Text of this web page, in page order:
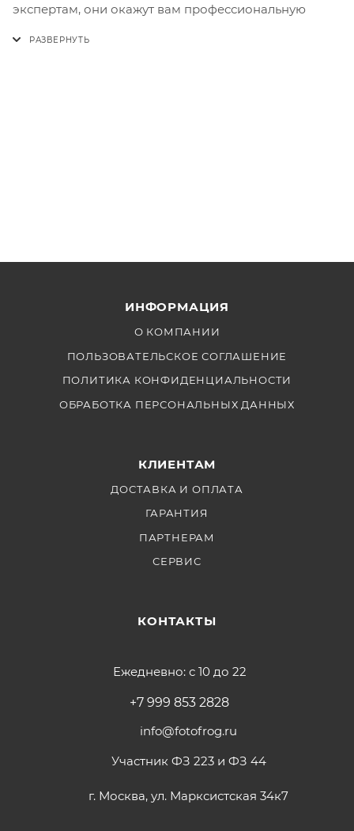
экспертам, они окажут вам профессиональную
ИНФОРМАЦИЯ
О КОМПАНИИ
ПОЛЬЗОВАТЕЛЬСКОЕ СОГЛАШЕНИЕ
ПОЛИТИКА КОНФИДЕНЦИАЛЬНОСТИ
ОБРАБОТКА ПЕРСОНАЛЬНЫХ ДАННЫХ
КЛИЕНТАМ
ДОСТАВКА И ОПЛАТА
ГАРАНТИЯ
ПАРТНЕРАМ
СЕРВИС
КОНТАКТЫ
Ежедневно: с 10 до 22
+7 999 853 2828
info@fotofrog.ru
Участник ФЗ 223 и ФЗ 44
г. Москва, ул. Марксистская 34к7